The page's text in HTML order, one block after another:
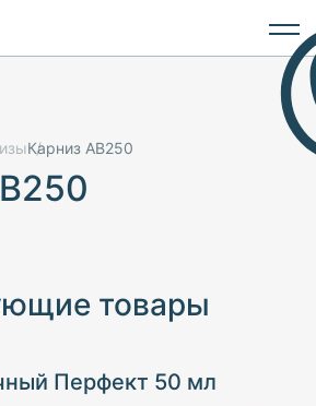
Карниз AB250
товары
Перфект 50 мл